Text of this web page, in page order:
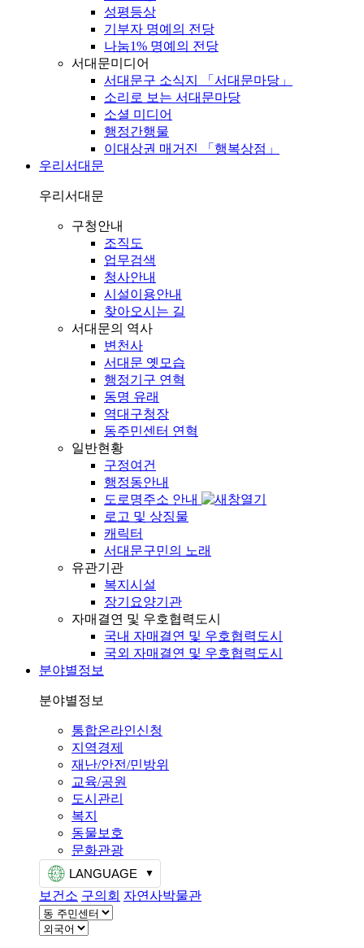
성평등상
기부자 명예의 전당
나눔1% 명예의 전당
서대문미디어
서대문구 소식지 「서대문마당」
소리로 보는 서대문마당
소셜 미디어
행정간행물
이대상권 매거진 「행복상점」
우리서대문
우리서대문
구청안내
조직도
업무검색
청사안내
시설이용안내
찾아오시는 길
서대문의 역사
변천사
서대문 옛모습
행정기구 연혁
동명 유래
역대구청장
동주민센터 연혁
일반현황
구정여건
행정동안내
도로명주소 안내
로고 및 상징물
캐릭터
서대문구민의 노래
유관기관
복지시설
장기요양기관
자매결연 및 우호협력도시
국내 자매결연 및 우호협력도시
국외 자매결연 및 우호협력도시
분야별정보
분야별정보
통합온라인신청
지역경제
재난/안전/민방위
교육/공원
도시관리
복지
동물보호
문화관광
LANGUAGE
보건소 구의회 자연사박물관